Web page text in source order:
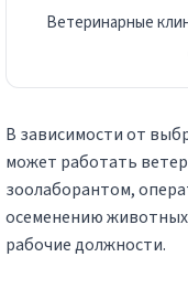
Ветеринарные
В зависимости от
может работать
зоолаборантом,
осеменению
рабочие должности.